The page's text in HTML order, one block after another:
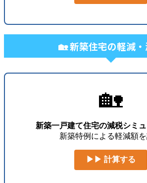
🏡 新築住宅の軽減
🏡
新築一戸建て住宅の減税シミ
新築特例による軽減額
▶▶ 計算する